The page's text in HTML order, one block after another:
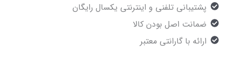
پشتیبانی تلفنی و اینترنتی یکسال رایگان
ضمانت اصل بودن کالا
ارائه با گارانتی معتبر